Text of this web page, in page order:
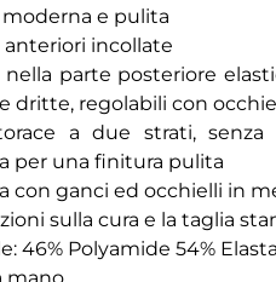
e pulita
anteriori incollate
nella parte posteriore
dritte, regolabili con
a due strati,
per una finitura pulita
con ganci ed occhielli in
sulla cura e la taglia
46% Polyamide 54%